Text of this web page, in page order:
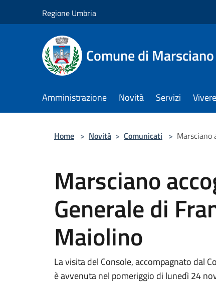
Regione Umbria
Comune di Marsciano
Amministrazione Novità Servizi
Home > Novità > Comunicati > Marsciano
Marsciano
Generale di
Maiolino
La visita del Console, accompagnato dal
è avvenuta nel pomeriggio di lunedì 24